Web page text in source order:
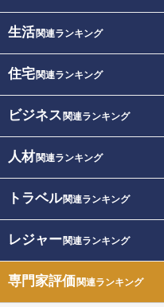
生活関連ランキング
住宅関連ランキング
ビジネス 関連ランキング
人材関連ランキング
トラベル関連ランキング
レジャー関連ランキング
専門家評価関連ランキング